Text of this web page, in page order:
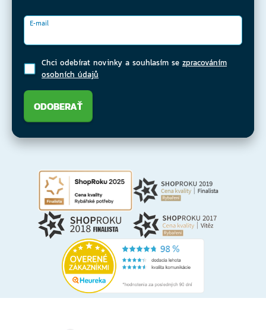
E-mail
Chci odebírat novinky a souhlasím se zpracováním
osobních údajů
ODOBERAŤ